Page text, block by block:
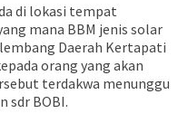
di lokasi tempat
mana BBM jenis solar
Daerah Kertapati
orang yang akan
terdakwa menunggu
sdr BOBI.